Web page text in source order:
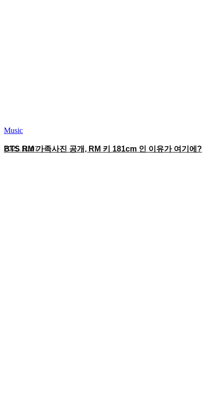
Music
BTS RM 가족사진 공개, RM 키 181cm 인 이유가 여기에?
2025.11.07